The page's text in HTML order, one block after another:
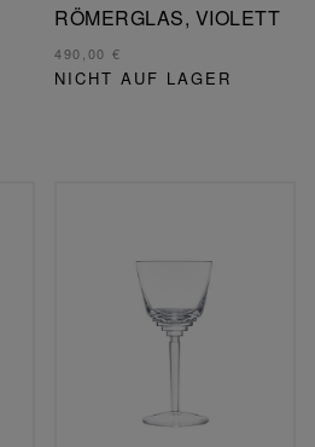
RÖMERGLAS, VIOLETT
490,00 €
NICHT AUF LAGER